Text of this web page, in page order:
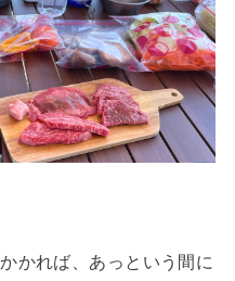
かれば、あっという間に